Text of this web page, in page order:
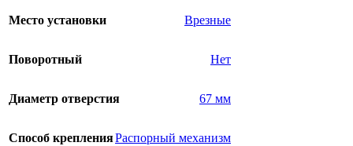
Место установки Врезные
Поворотный Нет
Диаметр отверстия 67 мм
Способ крепленияРаспорный механизм